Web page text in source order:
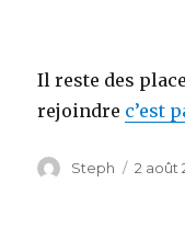
Il reste des
rejoindre c’est
Auteur
Steph
Publié
2 août